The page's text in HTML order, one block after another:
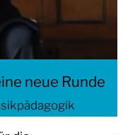
neue Runde